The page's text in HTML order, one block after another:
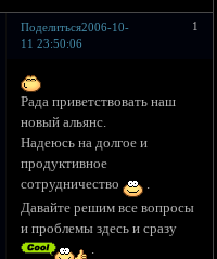
Поделиться 1
2006-10-
11 23:50:06
Рада приветствовать наш
новый альянс.
Надеюсь на долгое и
продуктивное
сотрудничество
.
Давайте решим все вопросы
и проблемы здесь и сразу
.